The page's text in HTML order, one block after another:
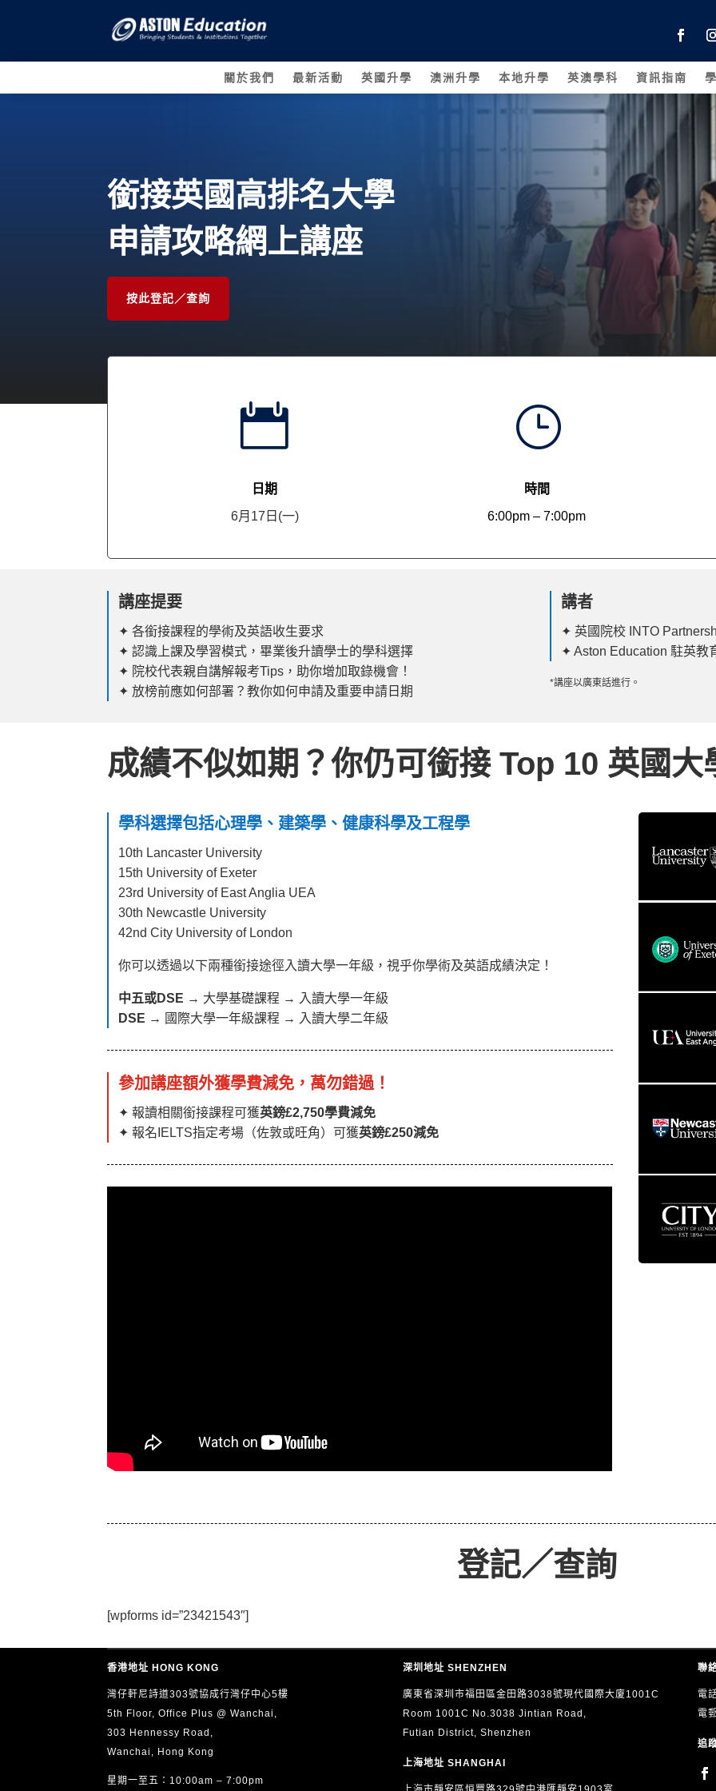
關於我們 最新活動 英國升學 澳洲升學 本地升學 英澳學科 資訊指南
銜接英國高排名大學
申請攻略網上講座
按此登記／查詢

日期
6月17日(一)
}
時間
6:00pm – 7:00pm
講座提要
✦各銜接課程的學術及英語收生要求
✦ 認識上課及學習模式，畢業後升讀學士的學科選擇
✦ 院校代表親自講解報考Tips，助你增加取錄機會！
✦ 放榜前應如何部署？教你如何申請及重要申請日期
講者
✦ 英國院校 INTO
✦ Aston Education 駐英教
*講座以廣東話進行。
成績不似如期？你仍可銜接 Top 10 英國大
學科選擇包括心理學、建築學、健康科學及工程學
10th Lancaster University
15th University of Exeter
23rd University of East Anglia UEA
30th Newcastle University
42nd City University of London
你可以透過以下兩種銜接途徑入讀大學一年級，視乎你學術及英語成績決定！
中五或DSE → 大學基礎課程 → 入讀大學一年級
DSE → 國際大學一年級課程 → 入讀大學二年級
參加講座額外獲學費減免，萬勿錯過！
✦ 報讀相關銜接課程可獲英鎊£2,750學費減免
✦ 報名IELTS指定考場（佐敦或旺角）可獲英鎊£250減免
登記／查詢
[wpforms id=”23421543″]
香港地址 HONG KONG
灣仔軒尼詩道303號協成行灣仔中心5樓
5th Floor, Office Plus @ Wanchai,
303 Hennessy Road,
Wanchai, Hong Kong
星期一至五：10:00am – 7:00pm
深圳地址 SHENZHEN
廣東省深圳市福田區金田路3038號現代國際大廈1001C
Room 1001C No.3038 Jintian Road,
Futian District, Shenzhen
上海地址 SHANGHAI
聯
電
電
追